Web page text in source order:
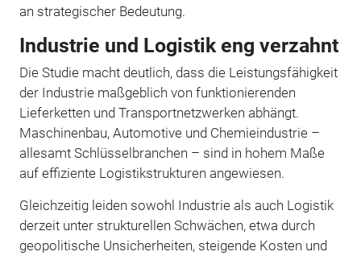
an strategischer Bedeutung.
Industrie und Logistik eng verzahnt
Die Studie macht deutlich, dass die Leistungsfähigkeit
der Industrie maßgeblich von funktionierenden
Lieferketten und Transportnetzwerken abhängt.
Maschinenbau, Automotive und Chemieindustrie –
allesamt Schlüsselbranchen – sind in hohem Maße
auf effiziente Logistikstrukturen angewiesen.
Gleichzeitig leiden sowohl Industrie als auch Logistik
derzeit unter strukturellen Schwächen, etwa durch
geopolitische Unsicherheiten, steigende Kosten und